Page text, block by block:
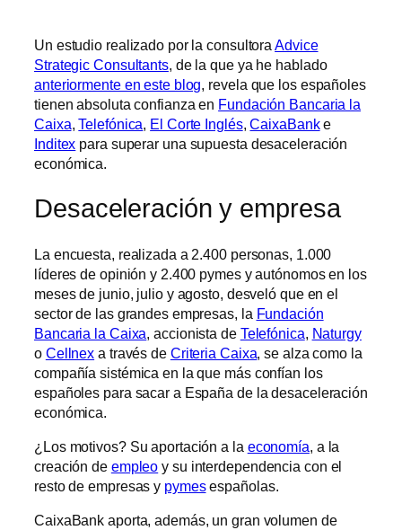
Un estudio realizado por la consultora Advice
Strategic Consultants, de la que ya he hablado
anteriormente en este blog , revela que los españoles
tienen absoluta confianza en Fundación Bancaria la
Caixa ,Telefónica El Corte Inglés,CaixaBanke
Inditex para superar una supuesta desaceleración
económica.
Desaceleración y empresa
La encuesta, realizada a 2.400 personas, 1.000
líderes de opinión y 2.400 pymes y autónomos en los
meses de junio, julio y agosto, desveló que en el
sector de las grandes empresas, la Fundación
Bancaria la Caixa, accionista de Telefónica, Naturgy
o Cellnex a través de Criteria Caixa, se alza como la
compañía sistémica en la que más confían los
españoles para sacar a España de la desaceleración
económica.
¿Los motivos? Su aportación a la economía, a la
creación de empleo y su interdependencia con el
resto de empresas y pymesespañolas.
CaixaBank aporta, además, un gran volumen de